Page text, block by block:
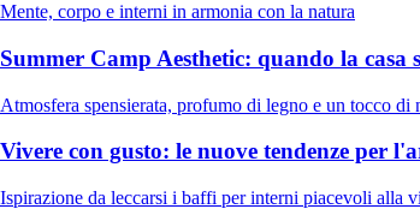
Mente, corpo e interni in armonia con la natura
Summer Camp Aesthetic: quando la
Atmosfera spensierata, profumo di legno e un tocco di
Vivere con gusto: le nuove tendenze per
Ispirazione da leccarsi i baffi per interni piacevoli alla